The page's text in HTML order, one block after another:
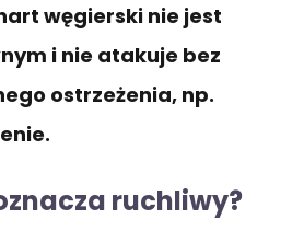
węgierski nie jest
i nie atakuje bez
ostrzeżenia, np.
ruchliwy?